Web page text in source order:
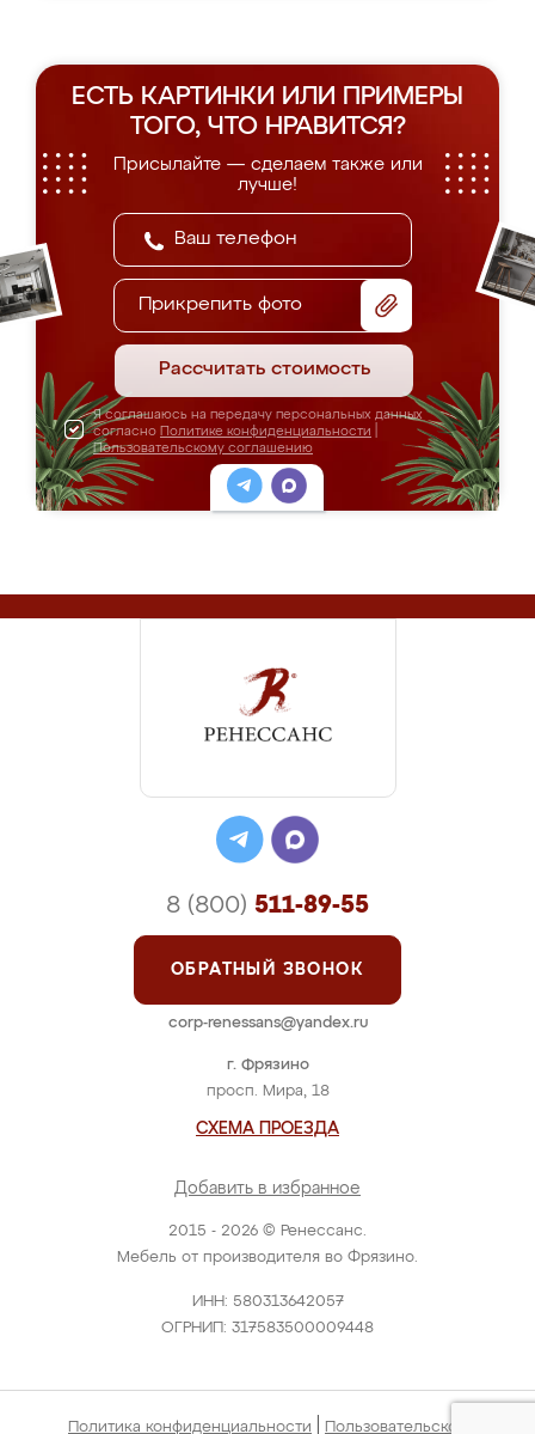
ЕСТЬ КАРТИНКИ ИЛИ ПРИМЕРЫ
ТОГО, ЧТО НРАВИТСЯ?
Присылайте — сделаем также или
лучше!
Прикрепить фото
Рассчитать стоимость
Я соглашаюсь на передачу персональных данных
согласно Политике конфиденциальности
Пользовательскому соглашению
2015 - 2026 © Ренессанс.
Мебель от производителя во Фрязино.
ИНН: 580313642057
ОГРНИП: 317583500009448
г. Фрязино
просп. Мира, 18
СХЕМА ПРОЕЗДА
Добавить в избранное
8 (800) 511-89-55
ОБРАТНЫЙ ЗВОНОК
corp-renessans@yandex.ru
Политика конфиденциальности Пользовательское